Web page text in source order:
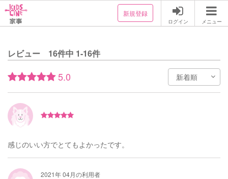
新規登録
ログイン メニュー
レビュー 16件中 1-16件
5.0
感じのいい方でとてもよかったです。
2021年 04月の利用者